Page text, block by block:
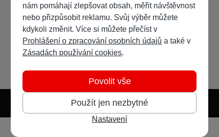
Světlý režim Předvolba systému
nám pomáhají zlepšovat obsah, měřit návštěvnost
nebo přizpůsobit reklamu. Svůj výběr můžete
kdykoli změnit. Více si můžete přečíst v
Prohlášení o zpracování osobních údajů a také v
Zásadách používání cookies.
Použít jen nezbytné
Povolit vše
Nastavení